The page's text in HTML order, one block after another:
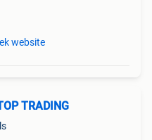
website
TRADING